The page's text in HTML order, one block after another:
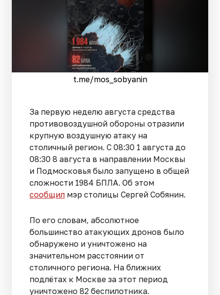
t.me/mos_sobyanin
За первую неделю августа средства
противовоздушной обороны отразили
крупную воздушную атаку на
столичный регион. С 08:30 1 августа до
08:30 8 августа в направлении Москвы
и Подмосковья было запущено в общей
сложности 1984 БПЛА. Об этом
сообщил мэр столицы Сергей Собянин.
По его словам, абсолютное
большинство атакующих дронов было
обнаружено и уничтожено на
значительном расстоянии от
столичного региона. На ближних
подлётах к Москве за этот период
уничтожено 82 беспилотника.